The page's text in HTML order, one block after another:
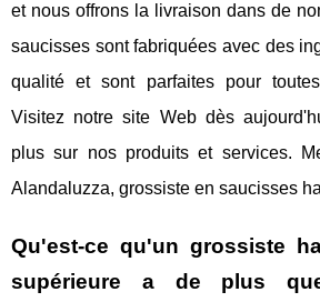
et nous offrons la livraison dans de
saucisses sont fabriquées avec des
qualité et sont parfaites pour
Visitez notre site Web dès
plus sur nos produits et services.
Alandaluzza, grossiste en saucisses
Qu'est-ce qu'un grossiste
supérieure a de plus